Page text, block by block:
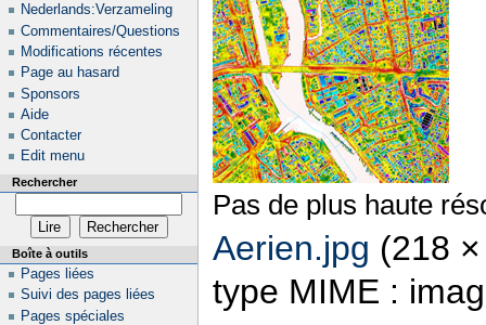
Pas de plus haute
Aerien.jpg (218
type MIME :
Nederlands:Verzameling
Commentaires/Questions
Modifications récentes
Page au hasard
Sponsors
Aide
Contacter
Edit menu
Rechercher
Boîte à outils
Pages liées
Suivi des pages liées
Pages spéciales